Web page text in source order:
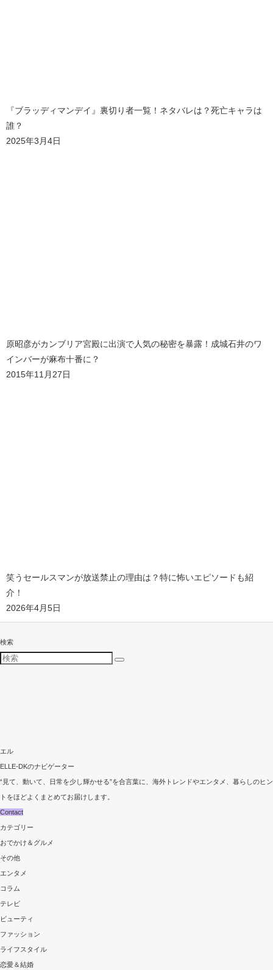
『ブラッディマンデイ』裏切り者一覧！ネタバレは？死亡キャラは
誰？
2025年3月4日
原昭彦がカンブリア宮殿に出演で人気の秘密を暴露！成城石井のワ
インバーが麻布十番に？
2015年11月27日
笑うセールスマンが放送禁止の理由は？特に怖いエピソードも紹
介！
2026年4月5日
検索
エル
ELLE-DKのナビゲーター
“見て、動いて、日常を少し輝かせる”を合言葉に、海外トレンドやエンタメ、暮らしのヒン
トをほどよくまとめてお届けします。
Contact
カテゴリー
おでかけ＆グルメ
その他
エンタメ
コラム
テレビ
ビューティ
ファッション
ライフスタイル
恋愛＆結婚